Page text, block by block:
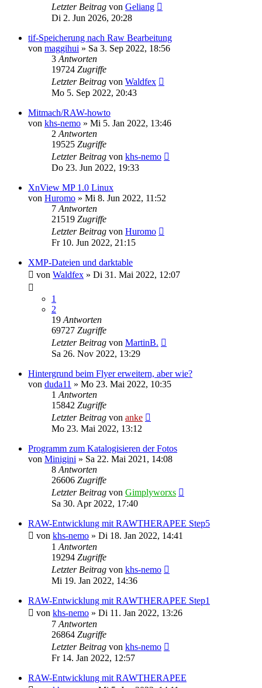
Letzter Beitrag von Geliang
Di 2. Jun 2026, 20:28
tif-Speicherung nach Raw Bearbeitung
von maggihui » Sa 3. Sep 2022, 18:56
3 Antworten
19724 Zugriffe
Letzter Beitrag von Waldfex
Mo 5. Sep 2022, 20:43
Mitmach/RAW-howto
von khs-nemo » Mi 5. Jan 2022, 13:46
2 Antworten
19525 Zugriffe
Letzter Beitrag von khs-nemo
Do 23. Jun 2022, 19:33
XnView MP 1.0 Linux
von Huromo » Mi 8. Jun 2022, 11:52
7 Antworten
21519 Zugriffe
Letzter Beitrag von Huromo
Fr 10. Jun 2022, 21:15
XMP-Dateien und darktable
von Waldfex » Di 31. Mai 2022, 12:07
1
2
19 Antworten
69727 Zugriffe
Letzter Beitrag von MartinB.
Sa 26. Nov 2022, 13:29
Hintergrund beim Flyer erweitern, aber wie?
von duda11 » Mo 23. Mai 2022, 10:35
1 Antworten
15842 Zugriffe
Letzter Beitrag von anke
Mo 23. Mai 2022, 13:12
Programm zum Katalogisieren der Fotos
von Minigini » Sa 22. Mai 2021, 14:08
8 Antworten
26606 Zugriffe
Letzter Beitrag von Gimplyworxs
Sa 30. Apr 2022, 17:40
RAW-Entwicklung mit RAWTHERAPEE Step5
von khs-nemo » Di 18. Jan 2022, 14:41
1 Antworten
19294 Zugriffe
Letzter Beitrag von khs-nemo
Mi 19. Jan 2022, 14:36
RAW-Entwicklung mit RAWTHERAPEE Step1
von khs-nemo » Di 11. Jan 2022, 13:26
7 Antworten
26864 Zugriffe
Letzter Beitrag von khs-nemo
Fr 14. Jan 2022, 12:57
RAW-Entwicklung mit RAWTHERAPEE